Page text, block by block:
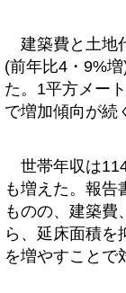
建築費と土地
(前年比4・9%
た。1平方メー
で増加傾向が続
世帯年収は
も増えた。報告
ものの、建築費
ら、延床面積を
を増やすことで